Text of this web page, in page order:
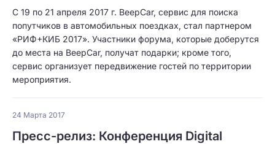
C 19 по 21 апреля 2017 г. BeepCar, сервис для поиска
попутчиков в автомобильных поездках, стал партнером
«РИФ+КИБ 2017». Участники форума, которые доберутся
до места на BeepCar, получат подарки; кроме того,
сервис организует передвижение гостей по территории
мероприятия.
24 Марта 2017
Пресс-релиз: Конференция Digital